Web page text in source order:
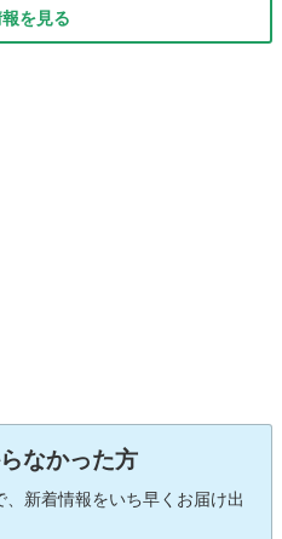
を見る
なかった方
新着情報をいち早くお届け出